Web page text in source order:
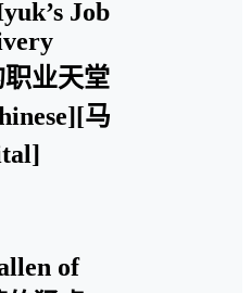
Job
业天堂
马
of